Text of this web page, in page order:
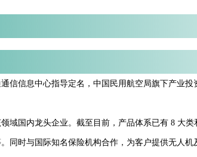
信信息中心指导定名，中国民用航空局旗下产业
域国内龙头企业。截至目前，产品体系已有 8 大
同时与国际知名保险机构合作，为客户提供无人机